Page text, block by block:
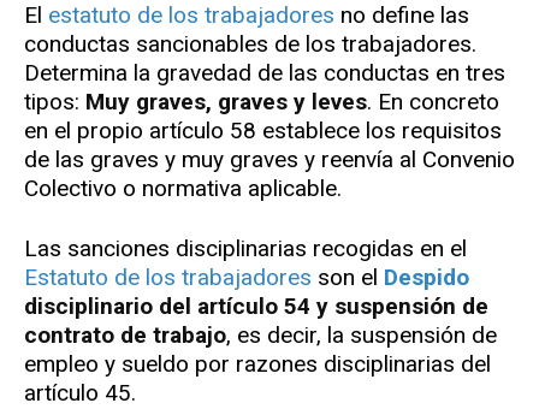
El estatuto de los trabajadores no define las
conductas sancionables de los trabajadores.
Determina la gravedad de las conductas en tres
tipos: Muy graves, graves y leves. En concreto
en el propio artículo 58 establece los requisitos
de las graves y muy graves y reenvía al Convenio
Colectivo o normativa aplicable.
Las sanciones disciplinarias recogidas en el
Estatuto de los trabajadores son el Despido
disciplinario del artículo 54 y suspensión de
contrato de trabajo, es decir, la suspensión de
empleo y sueldo por razones disciplinarias del
artículo 45.